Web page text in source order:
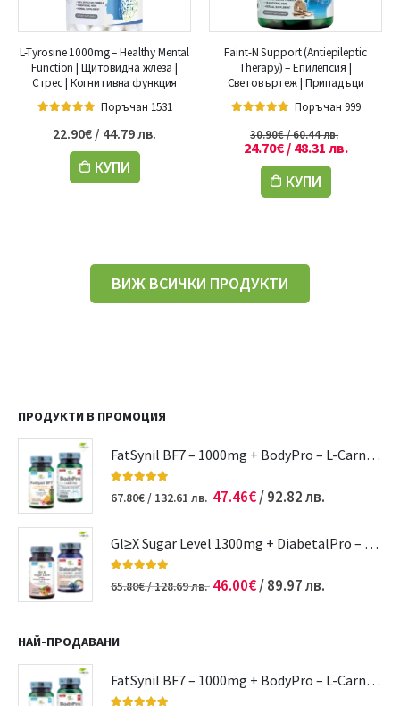
L-Tyrosine 1000mg – Healthy Mental
Function | Щитовидна жлеза |
Стрес | Когнитивна функция
Поръчан 1531
22.90€ / 44.79 лв.
КУПИ
Faint-N Support (Antiepileptic
Therapy) – Епилепсия |
Световъртеж | Припадъци
Поръчан 999
30.90€/ 60.44 лв.
24.70€/ 48.31 лв.
КУПИ
ВИЖ ВСИЧКИ ПРОДУКТИ
ПРОДУКТИ В ПРОМОЦИЯ
FatSynil BF7 – 1000mg + BodyPro – L-Carnitine | Отслабване | Редукция на теглото
67.80€/ 132.61 лв. 47.46€/ 92.82 лв.
Gl≥Х Sugar Level 1300mg + DiabetalPro – Cranberry – Biotin | Диабет | Кръвна захар
65.80€/ 128.69 лв. 46.00€/ 89.97 лв.
НАЙ-ПРОДАВАНИ
FatSynil BF7 – 1000mg + BodyPro – L-Carnitine | Отслабване | Редукция на теглото